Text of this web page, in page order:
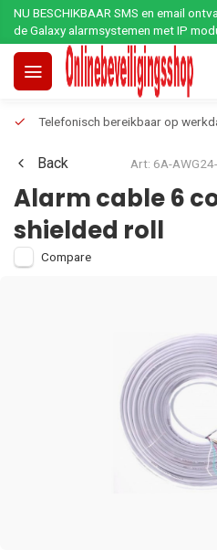
NU BESCHIKBAAR SMS en email
de Galaxy alarmsystemen met IP
Telefonisch bereikbaar op
Back Art: 6A-
Alarm cable 6
shielded roll
Compare